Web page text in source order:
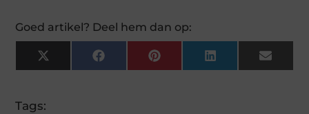
Goed artikel? Deel hem dan op:
X
(Twitter)
FacebookPinterestLinkedInEmail
Tags: